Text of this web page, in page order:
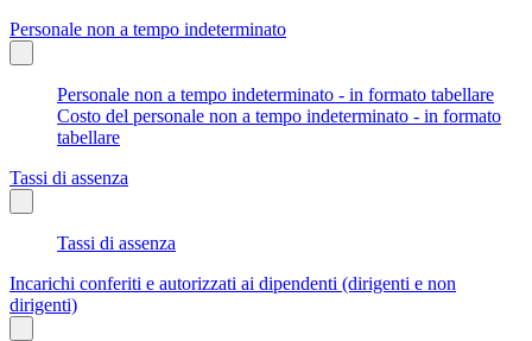
Personale non a tempo indeterminato
Personale non a tempo indeterminato - in formato tabellare
Costo del personale non a tempo indeterminato - in formato
tabellare
Tassi di assenza
Tassi di assenza
Incarichi conferiti e autorizzati ai dipendenti (dirigenti e non
dirigenti)